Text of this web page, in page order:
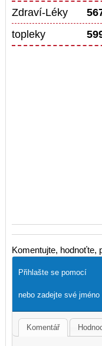
Zdraví-Léky
topleky
Komentujte, hodnoťte,
Přihlašte se pomocí
nebo zadejte své jméno
Komentář